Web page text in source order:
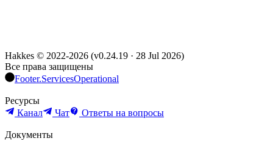
Hakkes © 2022-2026 (v0.24.19 · 28 Jul 2026)
Все права защищены
Footer.ServicesOperational
Ресурсы
Канал
Чат Ответы на вопросы
Документы